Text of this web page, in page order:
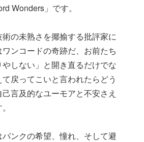
Wonders」です。
の未熟さを揶揄する批評家に
ンコードの奇跡だ、お前たち
しない」と開き直るだけでな
戻ってこいと言われたらどう
言及的なユーモアと不安さえ
ンクの希望、憧れ、そして避